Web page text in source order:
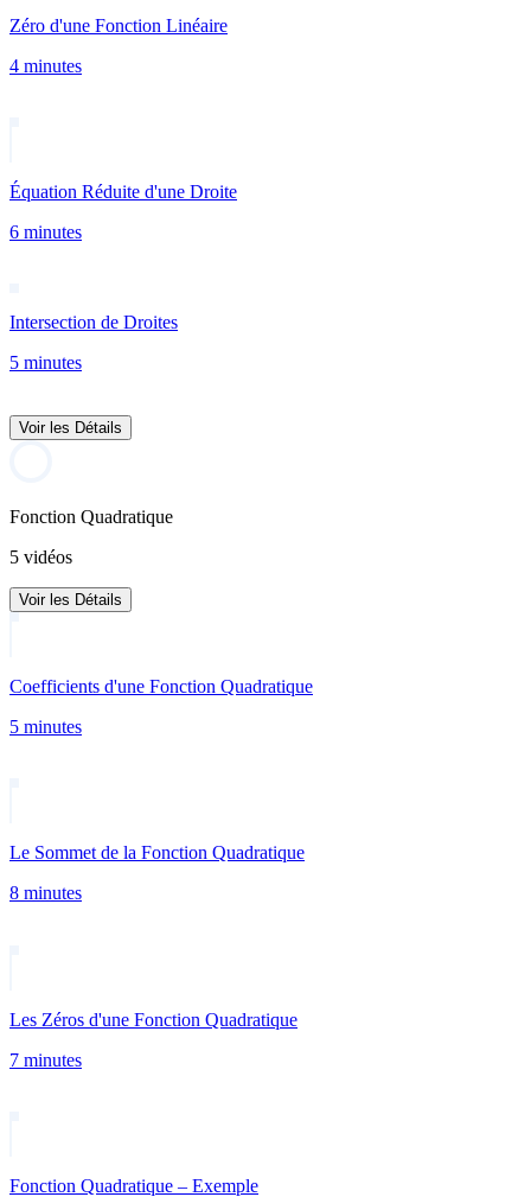
Zéro d'une Fonction Linéaire
4 minutes
Équation Réduite d'une Droite
6 minutes
Intersection de Droites
5 minutes
Voir les Détails
Fonction Quadratique
5 vidéos
Voir les Détails
Coefficients d'une Fonction Quadratique
5 minutes
Le Sommet de la Fonction Quadratique
8 minutes
Les Zéros d'une Fonction Quadratique
7 minutes
Fonction Quadratique – Exemple